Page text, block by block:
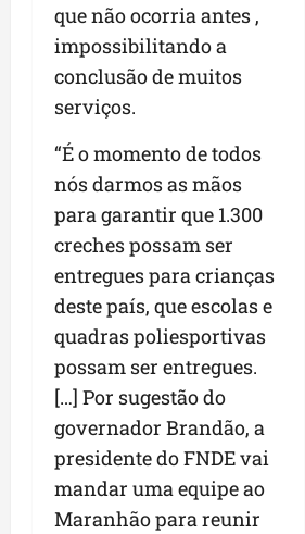
que não ocorria antes ,
impossibilitando a
conclusão de muitos
serviços.
“É o momento de todos
nós darmos as mãos
para garantir que 1.300
creches possam ser
entregues para crianças
deste país, que escolas e
quadras poliesportivas
possam ser entregues.
[…] Por sugestão do
governador Brandão, a
presidente do FNDE vai
mandar uma equipe ao
Maranhão para reunir